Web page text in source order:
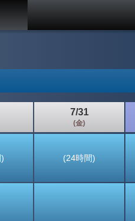
7/31
(金)
(24時間)